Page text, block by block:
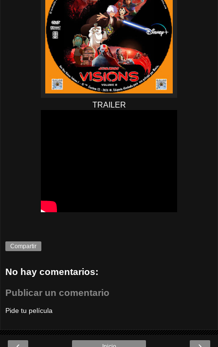
TRAILER
Compartir
No hay comentarios:
Publicar un comentario
Pide tu película